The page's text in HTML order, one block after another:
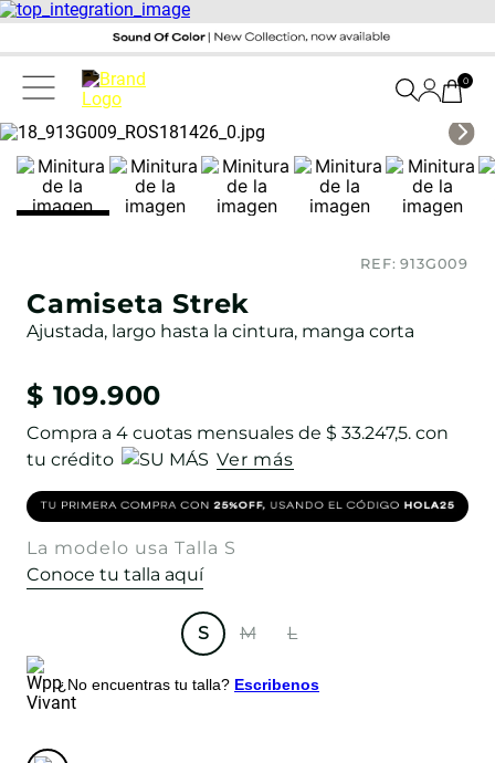
0
REF:913G009
Camiseta Strek
Ajustada, largo hasta la cintura, manga corta
$ 109.900
Compra a 4 cuotas mensuales de $ 33.247,5. con
tu crédito
Ver más
La modelo usa Talla S
Conoce tu talla aquí
S M L
¿No encuentras tu talla? Escribenos